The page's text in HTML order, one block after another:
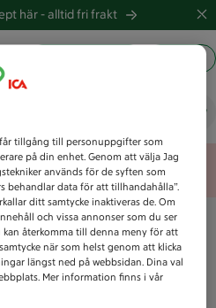
här -alltid fri frakt
idag?
error
tillgång till personuppgifter som
på din enhet. Genom att välja Jag
används för de syften som
behandlar data för att tillhandahålla”.
ditt samtycke inaktiveras de. Om
och vissa annonser som du ser
återkomma till denna meny för att
när som helst genom att klicka
längst ned på webbsidan. Dina val
Mer information finns i vår